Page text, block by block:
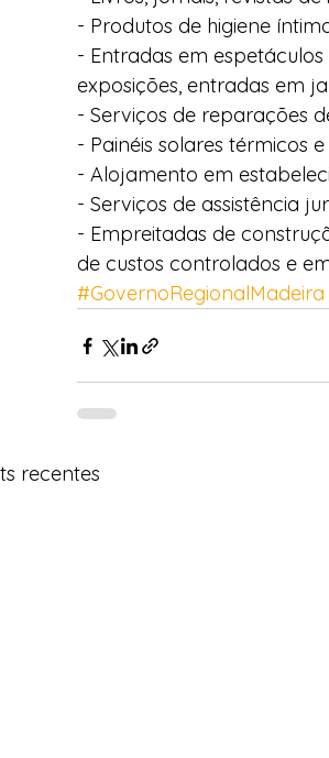
- Produtos de higiene
- Entradas em
exposições, entradas em
- Serviços de reparações
- Painéis solares térmicos
- Alojamento em
- Serviços de assistência
- Empreitadas de
de custos controlados e
#GovernoRegionalMadeira
recentes